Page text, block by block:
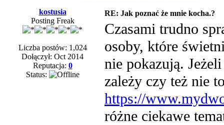
kostusia
Posting Freak
Liczba postów: 1,024
Dołączył: Oct 2014
Reputacja: 0
Status:
RE: Jak poznać że mnie kocha.?
Czasami trudno
osoby, które
nie pokazują.
zależy czy też nie
https://
różne ciekawe